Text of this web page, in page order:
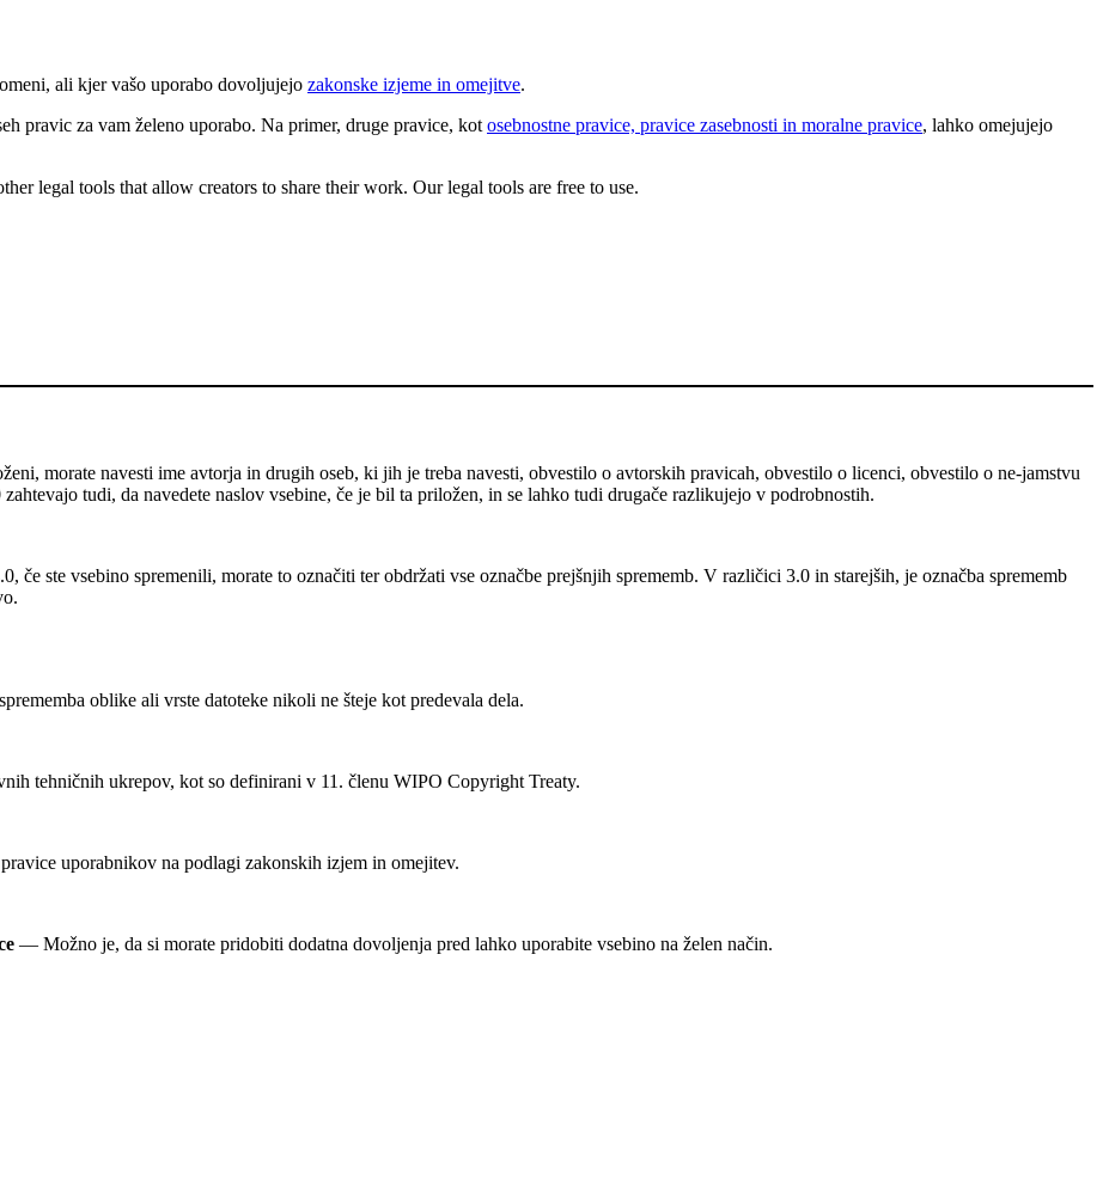
ali kjer vašo uporabo dovoljujejo zakonske izjeme in omejitve.
pravic za vam želeno uporabo. Na primer, druge pravice, kot osebnostne pravice, pravice zasebnosti in moralne pravice, lahko omejujejo
legal tools that allow creators to share their work. Our legal tools are free to use.
morate navesti ime avtorja in drugih oseb, ki jih je treba navesti, obvestilo o avtorskih pravicah, obvestilo o licenci, obvestilo o ne-jamstvu
tudi, da navedete naslov vsebine, če je bil ta priložen, in se lahko tudi drugače razlikujejo v podrobnostih.
če ste vsebino spremenili, morate to označiti ter obdržati vse označbe prejšnjih sprememb. V različici 3.0 in starejših, je označba sprememb
oblike ali vrste datoteke nikoli ne šteje kot predevala dela.
tehničnih ukrepov, kot so definirani v 11. členu WIPO Copyright Treaty.
uporabnikov na podlagi zakonskih izjem in omejitev.
— Možno je, da si morate pridobiti dodatna dovoljenja pred lahko uporabite vsebino na želen način.